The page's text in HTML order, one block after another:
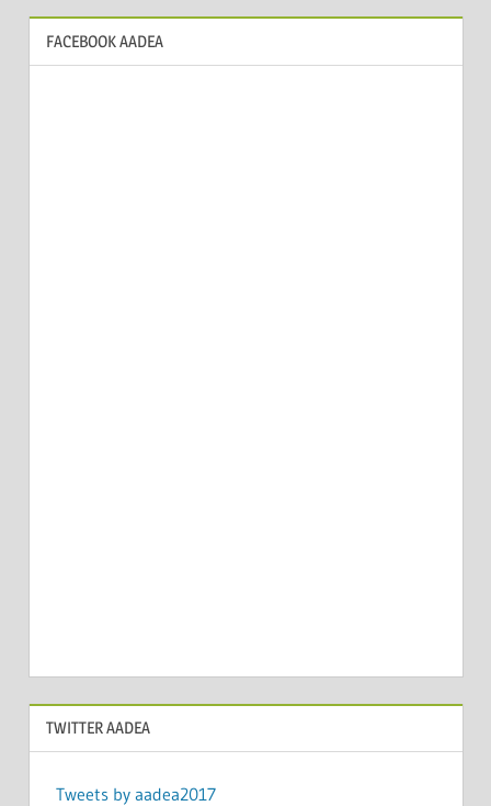
FACEBOOK AADEA
TWITTER AADEA
Tweets by aadea2017